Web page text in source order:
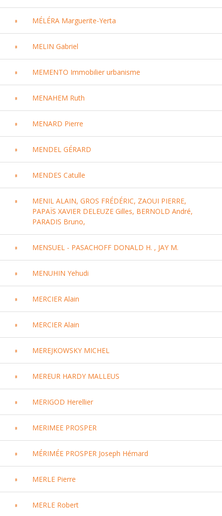
MÉLÉRA Marguerite-Yerta
MELIN Gabriel
MEMENTO Immobilier urbanisme
MENAHEM Ruth
MENARD Pierre
MENDEL GÉRARD
MENDES Catulle
MENIL ALAIN, GROS FRÉDÉRIC, ZAOUI PIERRE,
PAPAÏS XAVIER DELEUZE Gilles, BERNOLD André,
PARADIS Bruno,
MENSUEL - PASACHOFF DONALD H. , JAY M.
MENUHIN Yehudi
MERCIER Alain
MERCIER Alain
MEREJKOWSKY MICHEL
MEREUR HARDY MALLEUS
MERIGOD Herellier
MERIMEE PROSPER
MÉRIMÉE PROSPER Joseph Hémard
MERLE Pierre
MERLE Robert